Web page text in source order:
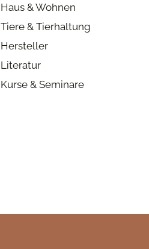
Haus & Wohnen
Tiere & Tierhaltung
Hersteller
Literatur
Kurse & Seminare